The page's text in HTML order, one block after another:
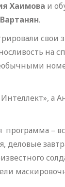
Хаимова и
.
свои
на
а
программа –
деловые